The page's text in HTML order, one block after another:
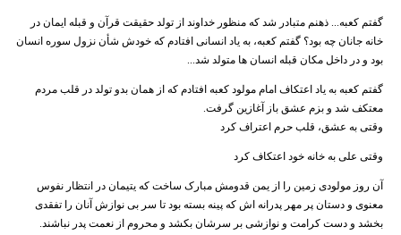
گفتم کعبه... ذهنم متبادر شد که منظور خداوند از تولد حقیقت قرآن و قبله ایمان در
خانه جانان چه بود؟ گفتم کعبه، به یاد انسانی افتادم که خودش شأن نزول سوره انسان
بود و در داخل مکان قبله انسان ها متولد شد...
گفتم کعبه به یاد اعتکاف امام مولود کعبه افتادم که از همان بدو تولد در قلب مردم
معتکف شد و بزم عشق باز آغازین گرفت.
وقتی به عشق، قلب حرم اعتراف کرد
وقتی علی به خانه خود اعتکاف کرد
آن روز مولودی زمین را از یمن قدومش مبارک ساخت که یتیمان در انتظار نفوس
معنوی و دستان پر مهر پدرانه اش که پینه بسته بود تا سر بی نوازش آنان را تفقدی
بخشد و دست کرامت و نوازشی بر سرشان بکشد و محروم از نعمت پدر نباشند.